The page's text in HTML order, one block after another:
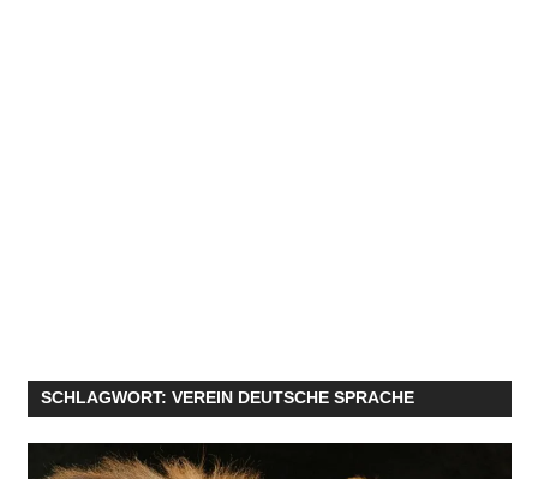
SCHLAGWORT: VEREIN DEUTSCHE SPRACHE